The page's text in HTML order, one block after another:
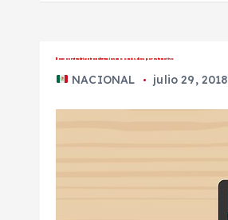
Bancos retendrían transferencias uno o más días por este motivo
NACIONAL julio 29, 2018